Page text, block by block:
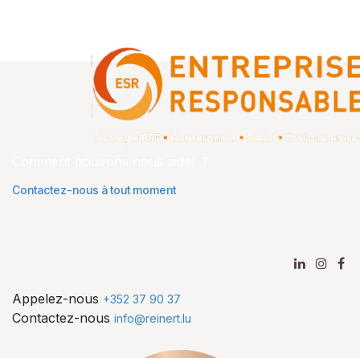
Contactez-nous à tout moment
Appelez-nous +352 37 90 37
Contactez-nous info@reinert.lu